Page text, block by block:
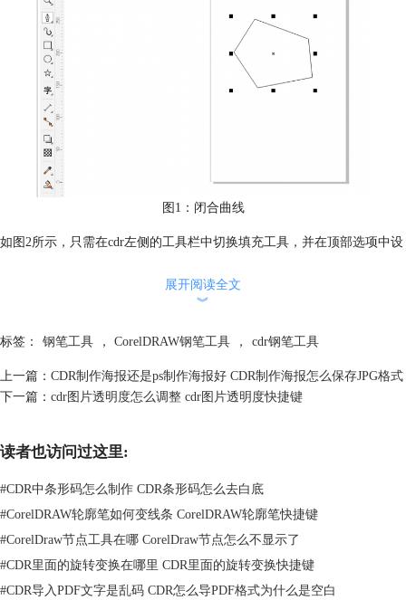
图1：闭合曲线
如图2所示，只需在cdr左侧的工具栏中切换填充工具，并在顶部选项中设
然后，在轨道中选中需要裁切的素材，待其边框处出现橙色的裁切框，即
图2：填充颜色
展开阅读全文
︾
标签： 钢笔工具 ， CorelDRAW钢笔工具 ， cdr钢笔工具
上一篇： CDR制作海报还是ps制作海报好 CDR制作海报怎么保存JPG格式
下一篇： cdr图片透明度怎么调整 cdr图片透明度快捷键
读者也访问过这里:
#CDR中条形码怎么制作 CDR条形码怎么去白底
#CorelDRAW轮廓笔如何变线条 CorelDRAW轮廓笔快捷键
#CorelDraw节点工具在哪 CorelDraw节点怎么不显示了
#CDR里面的旋转变换在哪里 CDR里面的旋转变换快捷键
#CDR导入PDF文字是乱码 CDR怎么导PDF格式为什么是空白